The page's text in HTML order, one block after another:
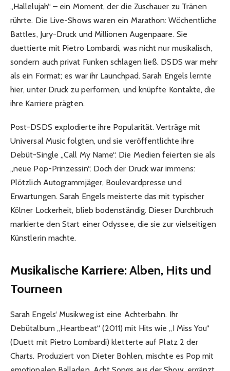
„Hallelujah“ – ein Moment, der die Zuschauer zu Tränen
rührte. Die Live-Shows waren ein Marathon: Wöchentliche
Battles, Jury-Druck und Millionen Augenpaare. Sie
duettierte mit Pietro Lombardi, was nicht nur musikalisch,
sondern auch privat Funken schlagen ließ. DSDS war mehr
als ein Format; es war ihr Launchpad. Sarah Engels lernte
hier, unter Druck zu performen, und knüpfte Kontakte, die
ihre Karriere prägten.
Post-DSDS explodierte ihre Popularität. Verträge mit
Universal Music folgten, und sie veröffentlichte ihre
Debüt-Single „Call My Name“. Die Medien feierten sie als
„neue Pop-Prinzessin“. Doch der Druck war immens:
Plötzlich Autogrammjäger, Boulevardpresse und
Erwartungen. Sarah Engels meisterte das mit typischer
Kölner Lockerheit, blieb bodenständig. Dieser Durchbruch
markierte den Start einer Odyssee, die sie zur vielseitigen
Künstlerin machte.
Musikalische Karriere: Alben, Hits und
Tourneen
Sarah Engels‘ Musikweg ist eine Achterbahn. Ihr
Debütalbum „Heartbeat“ (2011) mit Hits wie „I Miss You“
(Duett mit Pietro Lombardi) kletterte auf Platz 2 der
Charts. Produziert von Dieter Bohlen, mischte es Pop mit